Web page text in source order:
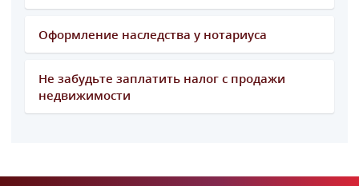
Оформление наследства у нотариуса
Не забудьте заплатить налог с продажи
недвижимости